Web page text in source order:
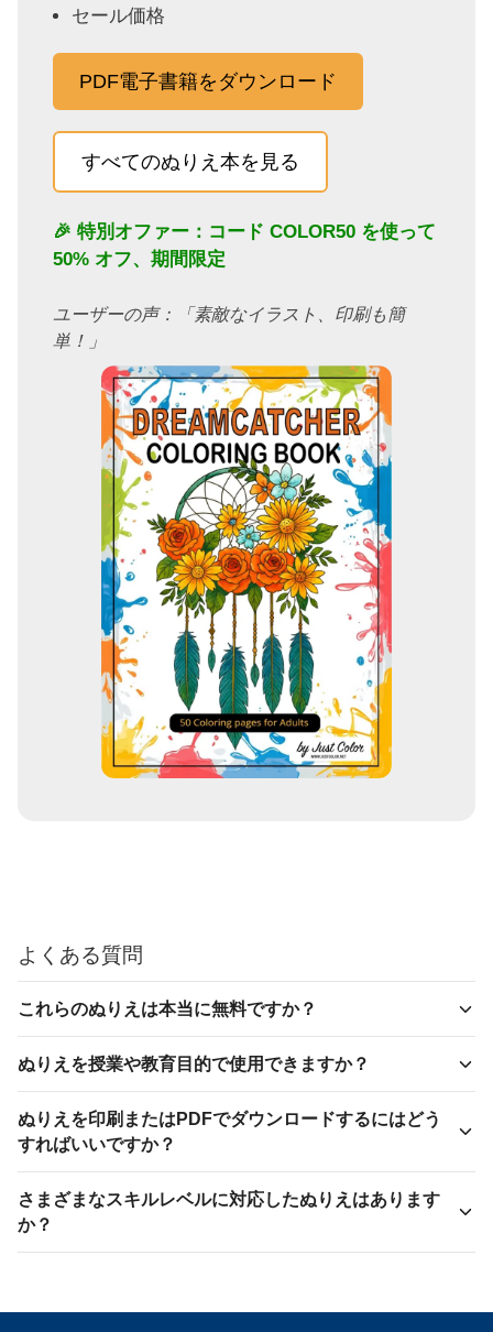
セール価格
PDF電子書籍をダウンロード
すべてのぬりえ本を見る
🎉 特別オファー：コード COLOR50 を使って
50% オフ、期間限定
ユーザーの声：「素敵なイラスト、印刷も簡
単！」
よくある質問
これらのぬりえは本当に無料ですか？
ぬりえを授業や教育目的で使用できますか？
ぬりえを印刷またはPDFでダウンロードするにはどう
すればいいですか？
さまざまなスキルレベルに対応したぬりえはあります
か？